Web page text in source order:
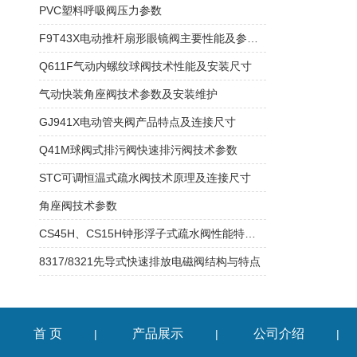
PVC塑料呼吸阀压力参数
Q611F气动内螺纹球阀技术性能及安装尺寸
气动快装角座阀技术参数及安装维护
GJ941X电动管夹阀产品特点及连接尺寸
Q41M球阀式排污阀快速排污阀技术参数
STC可调恒温式疏水阀技术原理及连接尺寸
角座阀技术参数
8317/8321先导式快速排放电磁阀结构与特点
首 页 | 产品展示 | 公司介绍 |